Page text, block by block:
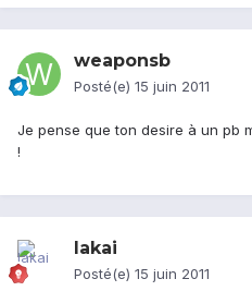
weaponsb
Posté(e) 15 juin 2011
Je pense que ton desire à un pb
!
lakai
Posté(e) 15 juin 2011